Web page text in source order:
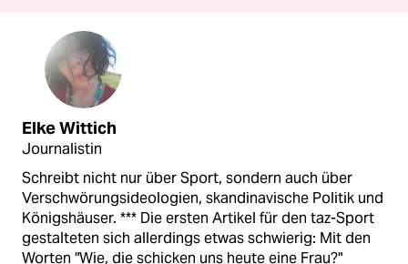
Elke Wittich
Journalistin
Schreibt nicht nur über Sport, sondern auch über
Verschwörungsideologien, skandinavische Politik und
Königshäuser. *** Die ersten Artikel für den taz-Sport
gestalteten sich allerdings etwas schwierig: Mit den
Worten "Wie, die schicken uns heute eine Frau?"